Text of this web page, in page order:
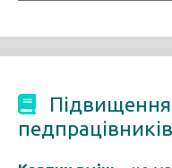
Підвищення
педпрацівників